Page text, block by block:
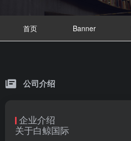
首页 Banner
公司介绍
企业介绍
关于白鲸国际